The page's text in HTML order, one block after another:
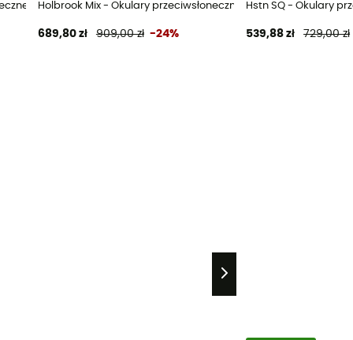
Holbrook Mix - Okulary przeciwsłoneczne
689,80 zł 909,00 zł -24%
Hstn SQ - Okulary
539,88 zł 729,00 zł